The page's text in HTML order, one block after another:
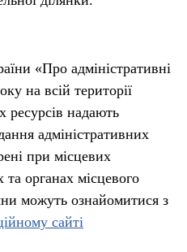
«Про адміністративні
на всій території
ресурсів надають
адміністративних
при місцевих
та органах місцевого
можуть ознайомитися з
сайті